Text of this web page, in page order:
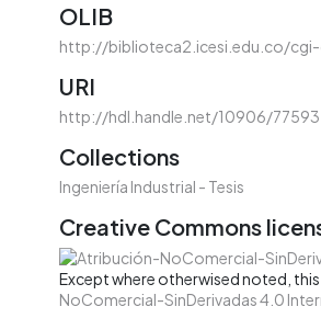
OLIB
http://biblioteca2.icesi.edu.co/
URI
http://hdl.handle.net/10906/77593
Collections
Ingeniería Industrial - Tesis
Creative Commons
Except where otherwised noted,
NoComercial-SinDerivadas 4.0